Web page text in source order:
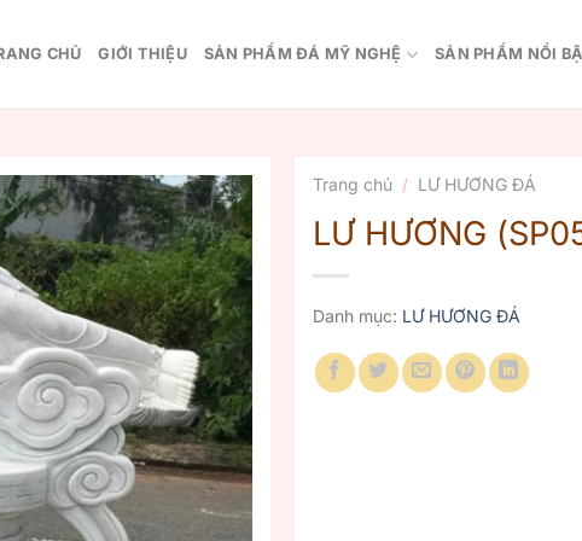
CHỦ GIỚI THIỆU SẢN PHẨM ĐÁ MỸ NGHỆ SẢN PHẨM NỔI
Trang chủ / LƯ HƯƠNG ĐÁ
LƯ HƯƠNG
Danh mục: LƯ HƯƠNG ĐÁ